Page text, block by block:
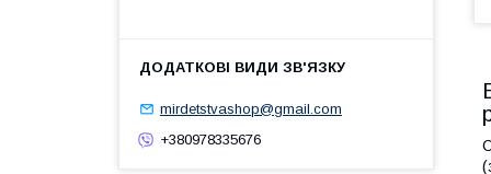
mirdetstvashop@gmail.com
+380978335676